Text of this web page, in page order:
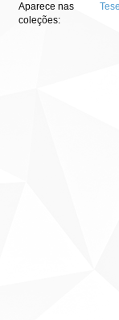
Aparece nas
coleções: